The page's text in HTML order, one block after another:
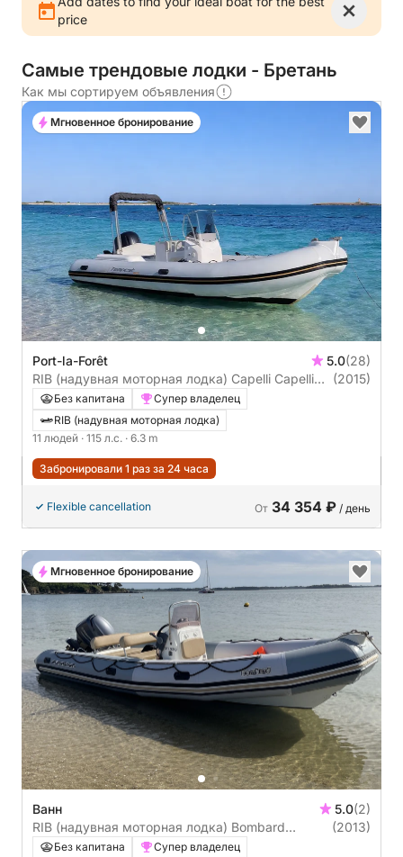
price
Самые трендовые лодки - Бретань
Как мы сортируем объявления
Port-la-Forêt 5.0(28)
RIB (надувная моторная лодка) Capelli Capelli
Tempest 625 115л.с.
(2015)
Без капитана
Супер владелец
RIB (надувная моторная лодка)
11 людей · 115 л.с. · 6.3 m
Забронировали 1 раз за 24 часа
Flexible cancellation От 34 354 ₽ / день
Мгновенное бронирование
Ванн 5.0(2)
RIB (надувная моторная лодка) Bombard
Bombard Sunrider 650 115л.с.
(2013)
Без капитана
Супер владелец
Мгновенное бронирование